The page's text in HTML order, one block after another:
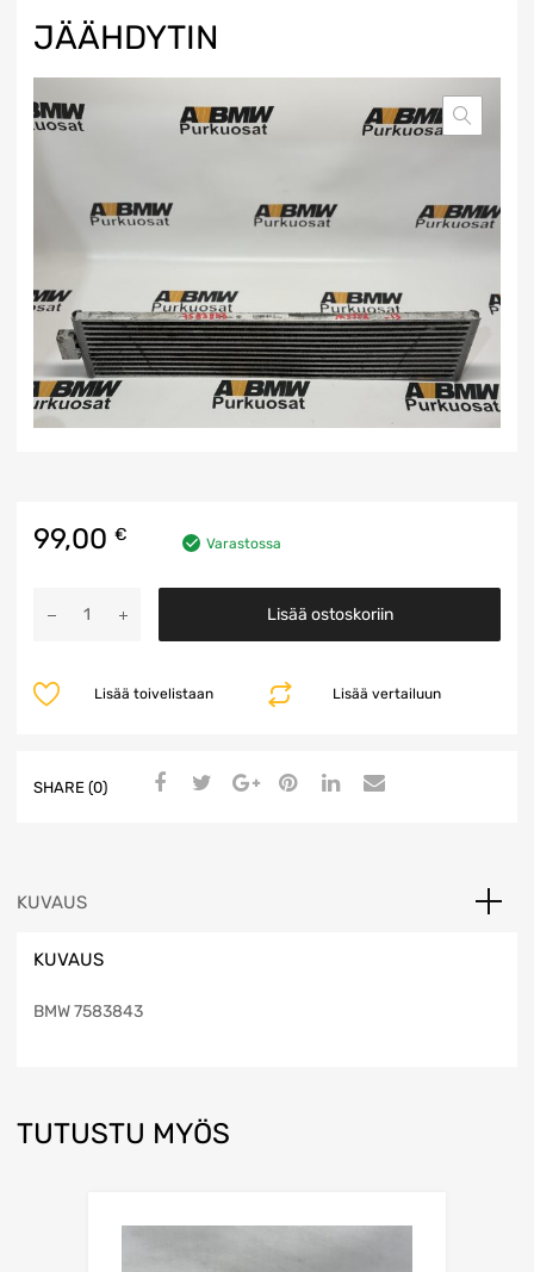
JÄÄHDYTIN
99,00 € Varastossa
määrä
Lisää ostoskoriin
Lisää vertailuun
Lisää toivelistaan
SHARE (0)
KUVAUS
KUVAUS
BMW 7583843
TUTUSTU MYÖS